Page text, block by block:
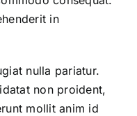
in
nulla pariatur.
non proident,
mollit anim id